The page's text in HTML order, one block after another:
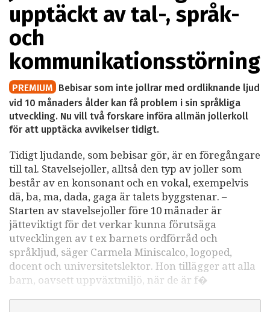
upptäckt av tal-, språk-
och
kommunikationsstörning
PREMIUM Bebisar som inte jollrar med ordliknande ljud
vid 10 månaders ålder kan få problem i sin språkliga
utveckling. Nu vill två forskare införa allmän jollerkoll
för att upptäcka avvikelser tidigt.
Tidigt ljudande, som bebisar gör, är en föregångare
till tal. Stavelsejoller, alltså den typ av joller som
består av en konsonant och en vokal, exempelvis
dä, ba, ma, dada, gaga är talets byggstenar. –
Starten av stavelsejoller före 10 månader är
jätteviktigt för det verkar kunna förutsäga
utvecklingen av t ex barnets ordförråd och
språkljud, säger Carmela Miniscalco, logoped,
docent och universitetslektor. Hon tillägger att alla
barn, oavsett uppväxtmiljö, när de är f�